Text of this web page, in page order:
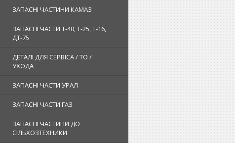
ЗАПАСНІ ЧАСТИНИ КАМАЗ
ЗАПАСНІ ЧАСТИ Т-40, Т-25, Т-16,
ДТ-75
ДЕТАЛІ ДЛЯ СЕРВІСА / ТО /
УХОДА
ЗАПАСНІ ЧАСТИ УРАЛ
ЗАПАСНІ ЧАСТИ ГАЗ
ЗАПАСНІ ЧАСТИНИ ДО
СІЛЬХОЗТЕХНИКИ